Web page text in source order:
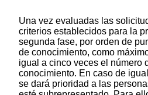
Una vez evaluadas las
criterios establecidos para la
segunda fase, por orden de
de conocimiento, como
igual a cinco veces el número
conocimiento. En caso de
se dará prioridad a las